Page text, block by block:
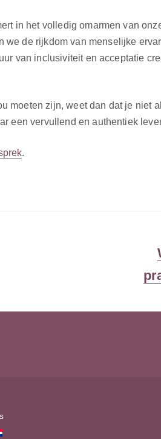
in het volledig omarmen van
we de rijkdom van menselijke
van inclusiviteit en acceptatie
moeten zijn, weet dan dat je niet
een vervullend en authentiek
.